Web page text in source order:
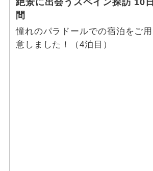
絶景に出会うスペイン探訪 10日
間
憧れのパラドールでの宿泊をご用
意しました！（4泊目）